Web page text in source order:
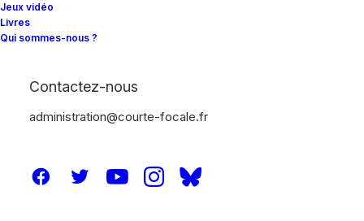
Jeux vidéo
Livres
Qui sommes-nous ?
Contactez-nous
administration@courte-focale.fr